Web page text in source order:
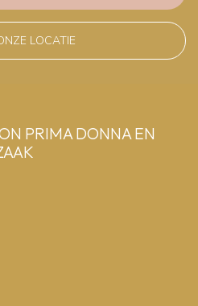
LOCATIE
PRIMA DONNA EN